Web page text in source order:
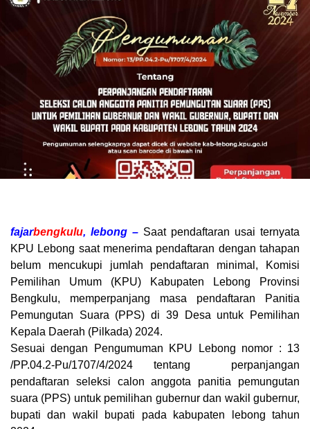
fajarbengkulu, lebong – Saat pendaftaran usai ternyata
KPU Lebong saat menerima pendaftaran dengan tahapan
belum mencukupi jumlah pendaftaran minimal, Komisi
Pemilihan Umum (KPU) Kabupaten Lebong Provinsi
Bengkulu, memperpanjang masa pendaftaran Panitia
Pemungutan Suara (PPS) di 39 Desa untuk Pemilihan
Kepala Daerah (Pilkada) 2024.
Sesuai dengan Pengumuman KPU Lebong nomor : 13
/PP.04.2-Pu/1707/4/2024 tentang perpanjangan
pendaftaran seleksi calon anggota panitia pemungutan
suara (PPS) untuk pemilihan gubernur dan wakil gubernur,
bupati dan wakil bupati pada kabupaten lebong tahun